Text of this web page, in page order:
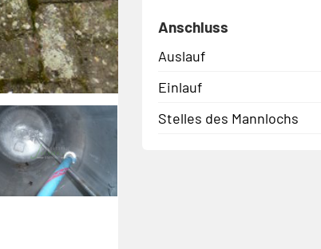
Anschluss
Auslauf
Einlauf
Stelles des Mannlochs